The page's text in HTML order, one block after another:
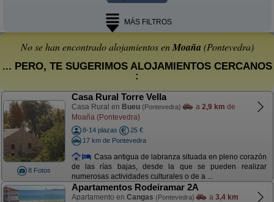
MÁS FILTROS
No se han encontrado alojamientos enMoaña (Pontevedra)
... PERO, TE SUGERIMOS ALOJAMIENTOS CERCANOS
:
8 Fotos
Casa Rural Torre Vella
Casa Rural en Bueu (Pontevedra) a 2,9 km de
Moaña (Pontevedra)
8-14 plazas
25 €
17 km de Pontevedra
Casa antigua de labranza situada en pleno corazón
de las rías bajas, desde la que se pueden realizar
numerosas actividades culturales o de a ...
Apartamentos Rodeiramar 2A
Apartamento en Cangas (Pontevedra) a 3,4 km